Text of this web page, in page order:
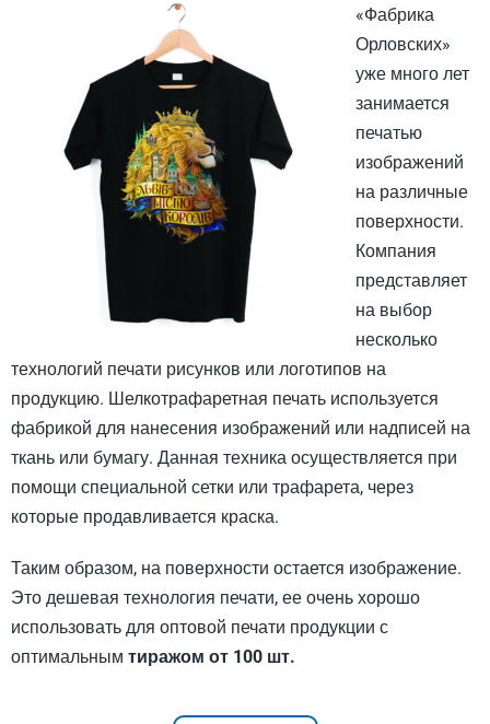
«Фабрика
Орловских»
уже много лет
занимается
печатью
изображений
на различные
поверхности.
Компания
представляет
на выбор
несколько
технологий печати рисунков или логотипов на
продукцию. Шелкотрафаретная печать используется
фабрикой для нанесения изображений или надписей на
ткань или бумагу. Данная техника осуществляется при
помощи специальной сетки или трафарета, через
которые продавливается краска.
Таким образом, на поверхности остается изображение.
Это дешевая технология печати, ее очень хорошо
использовать для оптовой печати продукции с
оптимальным тиражом от 100 шт.